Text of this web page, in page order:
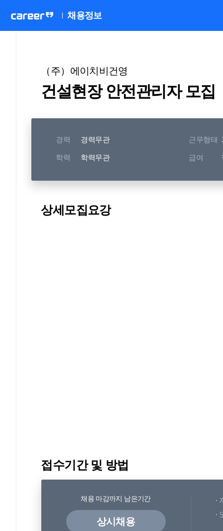
채용정보
（주）에이치비건영
건설현장 안전관리자 모집
경력 경력무관 근무형태
학력 학력무관 급여
상세모집요강
접수기간 및 방법
채용 마감까지 남은기간
상시채용